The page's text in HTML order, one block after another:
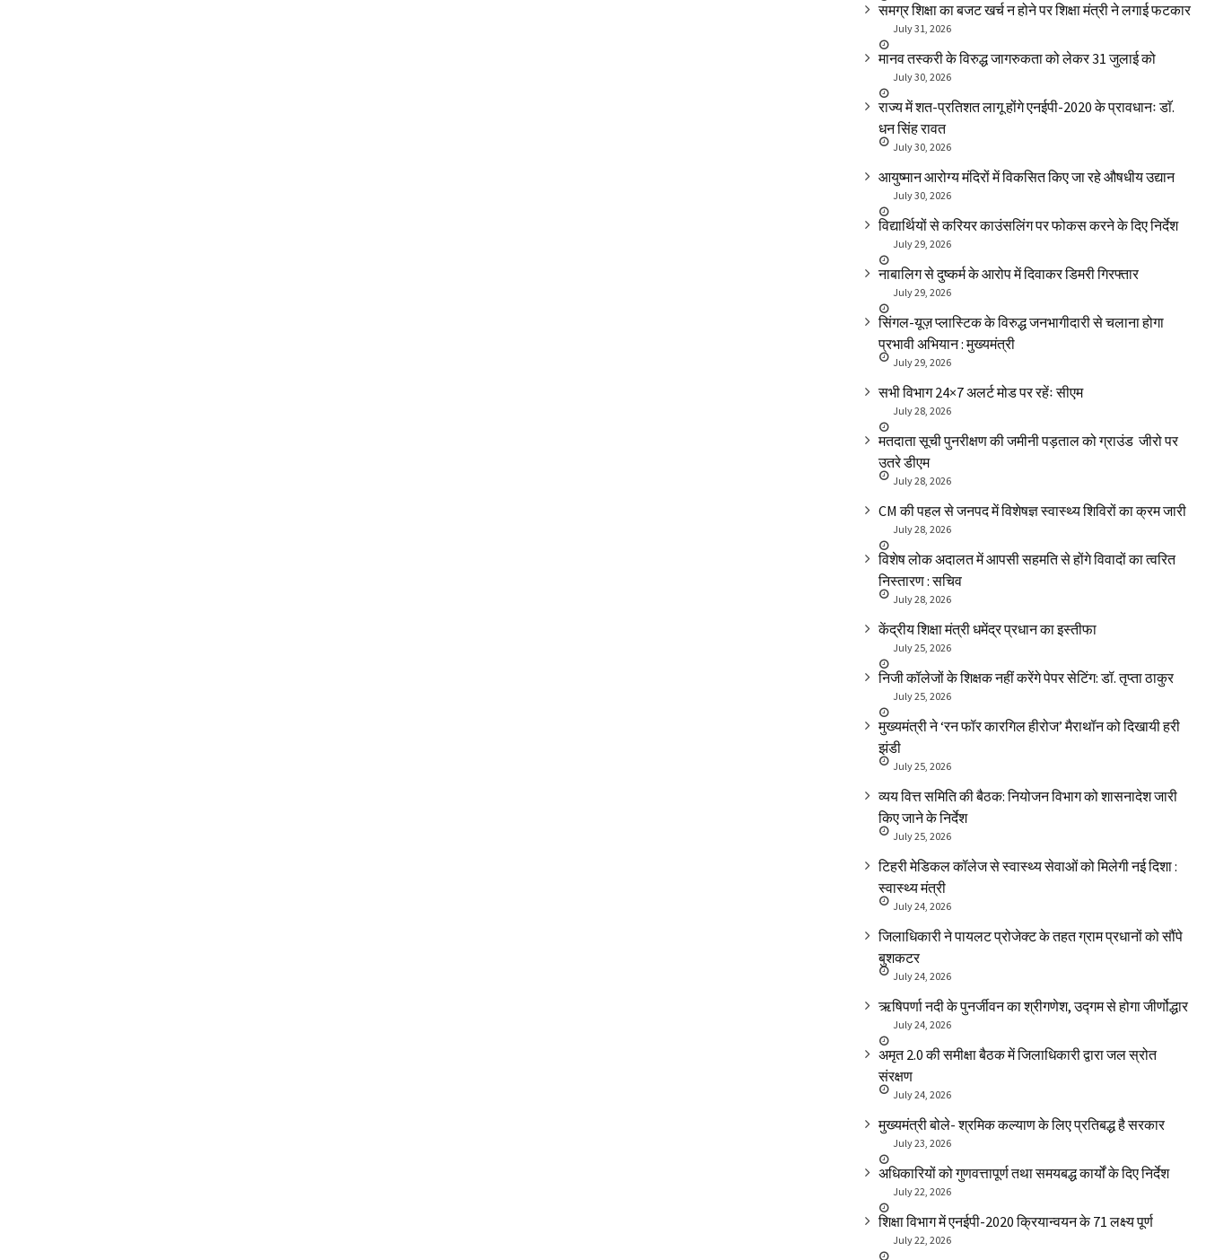
समग्र शिक्षा का बजट खर्च न होने पर शिक्षा मंत्री ने लगाई फटकार
July 31, 2026
मानव तस्करी के विरुद्ध जागरुकता को लेकर 31 जुलाई को
July 30, 2026
राज्य में शत-प्रतिशत लागू होंगे एनईपी-2020 के प्रावधानः डाॅ.
धन सिंह रावत
July 30, 2026
आयुष्मान आरोग्य मंदिरों में विकसित किए जा रहे औषधीय उद्यान
July 30, 2026
विद्यार्थियों से करियर काउंसलिंग पर फोकस करने के दिए निर्देश
July 29, 2026
नाबालिग से दुष्कर्म के आरोप में दिवाकर डिमरी गिरफ्तार
July 29, 2026
सिंगल-यूज़ प्लास्टिक के विरुद्ध जनभागीदारी से चलाना होगा
प्रभावी अभियान : मुख्यमंत्री
July 29, 2026
सभी विभाग 24×7 अलर्ट मोड पर रहेंः सीएम
July 28, 2026
मतदाता सूची पुनरीक्षण की जमीनी पड़ताल को ग्राउंड जीरो पर
उतरे डीएम
July 28, 2026
CM की पहल से जनपद में विशेषज्ञ स्वास्थ्य शिविरों का क्रम जारी
July 28, 2026
विशेष लोक अदालत में आपसी सहमति से होंगे विवादों का त्वरित
निस्तारण : सचिव
July 28, 2026
केंद्रीय शिक्षा मंत्री धमेंद्र प्रधान का इस्तीफा
July 25, 2026
निजी कॉलेजों के शिक्षक नहीं करेंगे पेपर सेटिंग: डॉ. तृप्ता ठाकुर
July 25, 2026
मुख्यमंत्री ने ‘रन फॉर कारगिल हीरोज’ मैराथॉन को दिखायी हरी
झंडी
July 25, 2026
व्यय वित्त समिति की बैठक: नियोजन विभाग को शासनादेश जारी
किए जाने के निर्देश
July 25, 2026
टिहरी मेडिकल कॉलेज से स्वास्थ्य सेवाओं को मिलेगी नई दिशा :
स्वास्थ्य मंत्री
July 24, 2026
जिलाधिकारी ने पायलट प्रोजेक्ट के तहत ग्राम प्रधानों को सौंपे
बुशकटर
July 24, 2026
ऋषिपर्णा नदी के पुनर्जीवन का श्रीगणेश, उद्गम से होगा जीर्णोद्धार
July 24, 2026
अमृत 2.0 की समीक्षा बैठक में जिलाधिकारी द्वारा जल स्रोत
संरक्षण
July 24, 2026
मुख्यमंत्री बोले- श्रमिक कल्याण के लिए प्रतिबद्ध है सरकार
July 23, 2026
अधिकारियों को गुणवत्तापूर्ण तथा समयबद्ध कार्यों के दिए निर्देश
July 22, 2026
शिक्षा विभाग में एनईपी-2020 क्रियान्वयन के 71 लक्ष्य पूर्ण
July 22, 2026